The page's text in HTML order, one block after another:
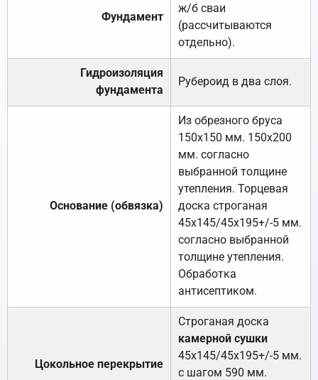
Фундамент
ж/б сваи
(рассчитываются
отдельно).
Гидроизоляция
фундамента
Рубероид в два слоя.
Основание (обвязка)
Из обрезного бруса
150х150 мм. 150х200
мм. согласно
выбранной толщине
утепления. Торцевая
доска строганая
45х145/45х195+/-5 мм.
согласно выбранной
толщине утепления.
Обработка
антисептиком.
Цокольное перекрытие
Строганая доска
камерной сушки
45х145/45х195+/-5 мм.
с шагом 590 мм.